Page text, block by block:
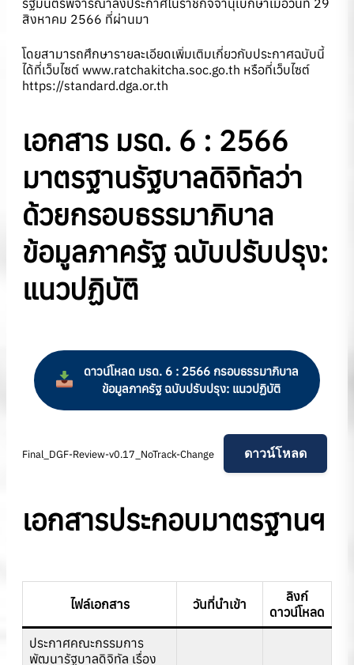
สิงหาคม 2566 ที่ผ่านมา
โดยสามารถศึกษารายละเอียดเพิ่มเติมเกี่ยวกับประกาศฉบับนี้
ได้ที่เว็บไซต์ www.ratchakitcha.soc.go.th หรือที่เว็บไซต์
https://standard.dga.or.th
เอกสาร มรด. 6 : 2566
มาตรฐานรัฐบาลดิจิทัลว่า
ด้วยกรอบธรรมาภิบาล
ข้อมูลภาครัฐ ฉบับปรับปรุง:
แนวปฏิบัติ
ดาวน์โหลด มรด. 6 : 2566 กรอบธรรมาภิบาล
ข้อมูลภาครัฐ ฉบับปรับปรุง: แนวปฏิบัติ
Final_DGF-Review-v0.17_NoTrack-Change ดาวน์โหลด
เอกสารประกอบมาตรฐานฯ
ไฟล์เอกสาร วันที่นำเข้า
ลิงก์
ดาวน์โหลด
ประกาศคณะกรรมการ
พัฒนารัฐบาลดิจิทัล เรื่อง